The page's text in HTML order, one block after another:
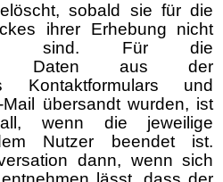
sobald sie für die
ihrer Erhebung nicht
sind. Für die
Daten aus der
Kontaktformulars und
übersandt wurden, ist
wenn die jeweilige
Nutzer beendet ist.
dann, wenn sich